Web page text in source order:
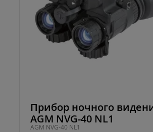
Прибор ночного
AGM NVG-40 NL1
AGM NVG-40 NL1